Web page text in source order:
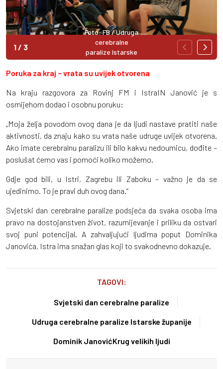
Foto: FB / Udruga
cerebralne
paralize Istarske
županije
1/ 3
Poruka za kraj – vrata su uvijek otvorena
Na kraju razgovora za Rovinj FM i IstraIN Janović je s
osmijehom dodao i osobnu poruku:
„Moja želja povodom ovog dana je da ljudi nastave pratiti naše
aktivnosti, da znaju kako su vrata naše udruge uvijek otvorena.
Ako imate cerebralnu paralizu ili bilo kakvu nedoumicu, dođite –
poslušat ćemo vas i pomoći koliko možemo.
Gdje god bili, u Istri, Zagrebu ili Zaboku – važno je da se
ujedinimo. To je pravi duh ovog dana.“
Svjetski dan cerebralne paralize podsjeća da svaka osoba ima
pravo na dostojanstven život, razumijevanje i priliku da ostvari
svoj puni potencijal. A zahvaljujući ljudima poput Dominika
Janovića, Istra ima snažan glas koji to svakodnevno dokazuje.
TAGOVI:
Svjetski dan cerebralne paralize
Udruga cerebralne paralize Istarske županije
Dominik JanovićKrug velikih ljudi